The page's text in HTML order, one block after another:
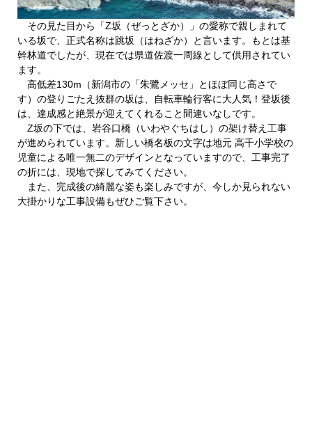
その見た目から「Z坂（ぜっとざか）」の愛称で親しまれて
いる坂で、正式名称は跳坂（はねざか）と言います。もとは基
幹林道でしたが、現在では県道佐渡一周線として供用されてい
ます。
高低差130m（新潟市の「朱鷺メッセ」とほぼ同じ高さで
す）の登りごたえ抜群の坂は、自転車輪行客に大人気！登坂後
は、達成感と絶景が迎えてくれること間違いなしです。
Z坂の下では、岩谷口橋（いわやぐちはし）の架け替え工事
が進められています。新しい橋名板の文字は地元 高千小学校の
児童による唯一無二のデザインとなっていますので、工事完了
の折には、現地で探してみてください。
また、完成後の綺麗な姿も楽しみですが、今しか見られない
大掛かりな工事設備もぜひご覧下さい。